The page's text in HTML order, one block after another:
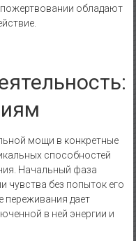
обладают
мощи в конкретные
способностей
Начальный фаза
чувства без попыток его
переживания дает
в ней энергии и